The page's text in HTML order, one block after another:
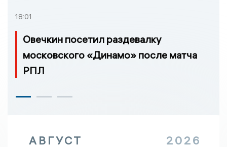
18:01
Овечкин посетил раздевалку
московского «Динамо» после матча
РПЛ
АВГУСТ 2026